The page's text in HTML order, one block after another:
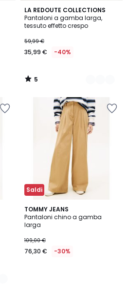
LA REDOUTE COLLECTIONS
Pantaloni a gamba larga,
tessuto effetto crespo
59,99 €
35,99 € -40%
5
/
5
2
Colori
5
/
Saldi
TOMMY JEANS
Pantaloni chino a gamba
larga
109,00 €
76,30 € -30%